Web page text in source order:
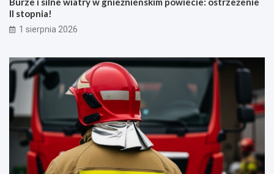
II stopnia!
1 sierpnia 2026